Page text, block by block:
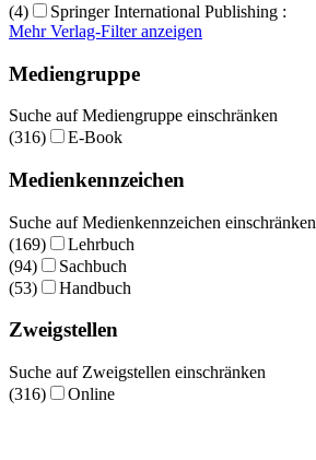
(4)
Springer International Publishing :
Mehr Verlag-Filter anzeigen
Mediengruppe
Suche auf Mediengruppe einschränken
(316)
E-Book
Medienkennzeichen
Suche auf Medienkennzeichen einschränken
(169)
Lehrbuch
(94)
Sachbuch
(53)
Handbuch
Zweigstellen
Suche auf Zweigstellen einschränken
(316)
Online